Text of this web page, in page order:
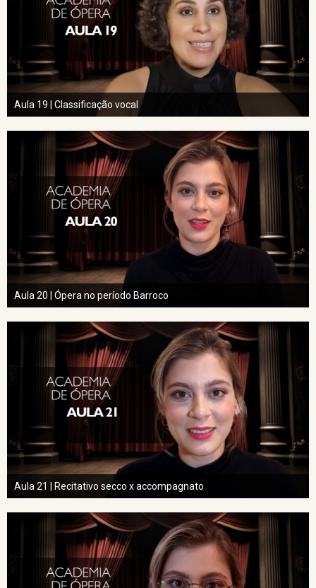
Aula 19 | Classificação vocal
Aula 20 | Ópera no período Barroco
Aula 21 | Recitativo secco x accompagnato